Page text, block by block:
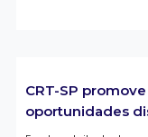
CRT-SP
oportunidades